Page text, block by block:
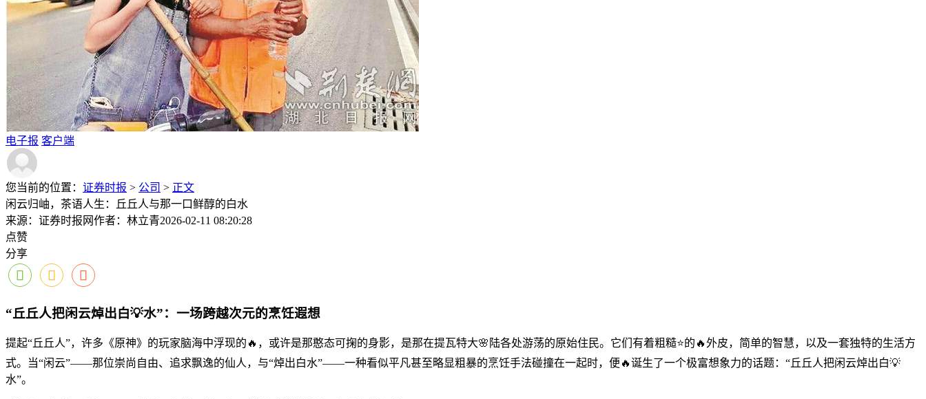
电子报 客户端
您当前的位置： 证券时报 > 公司 > 正文
闲云归岫，茶语人生：丘丘人与那一口鲜醇的白水
来源：证券时报网作者：林立青2026-02-11 08:20:28
点赞
分享
“丘丘人把闲云焯出白💡水”：一场跨越次元的烹饪遐想
提起“丘丘人”，许多《原神》的玩家脑海中浮现的🔥，或许是那憨态可掬的身影，是那在提瓦特大🌸陆各处游荡的原始住民。它们有着粗糙⭐的🔥外皮，简单的智慧，以及一套独特的生活方
式。当“闲云”——那位崇尚自由、追求飘逸的仙人，与“焯出白水”——一种看似平凡甚至略显粗暴的烹饪手法碰撞在一起时，便🔥诞生了一个极富想象力的话题：“丘丘人把闲云焯出白💡
水”。